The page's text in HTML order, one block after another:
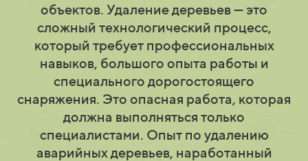
объектов. Удаление деревьев — это
сложный технологический процесс,
который требует профессиональных
навыков, большого опыта работы и
специального дорогостоящего
снаряжения. Это опасная работа, которая
должна выполняться только
специалистами. Опыт по удалению
аварийных деревьев, наработанный